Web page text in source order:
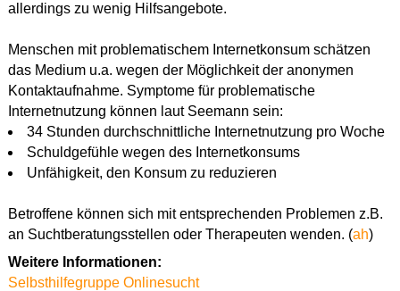
allerdings zu wenig Hilfsangebote.
Menschen mit problematischem Internetkonsum schätzen
das Medium u.a. wegen der Möglichkeit der anonymen
Kontaktaufnahme. Symptome für problematische
Internetnutzung können laut Seemann sein:
34 Stunden durchschnittliche Internetnutzung pro Woche
Schuldgefühle wegen des Internetkonsums
Unfähigkeit, den Konsum zu reduzieren
Betroffene können sich mit entsprechenden Problemen z.B.
an Suchtberatungsstellen oder Therapeuten wenden. (ah)
Weitere Informationen:
Selbsthilfegruppe Onlinesucht